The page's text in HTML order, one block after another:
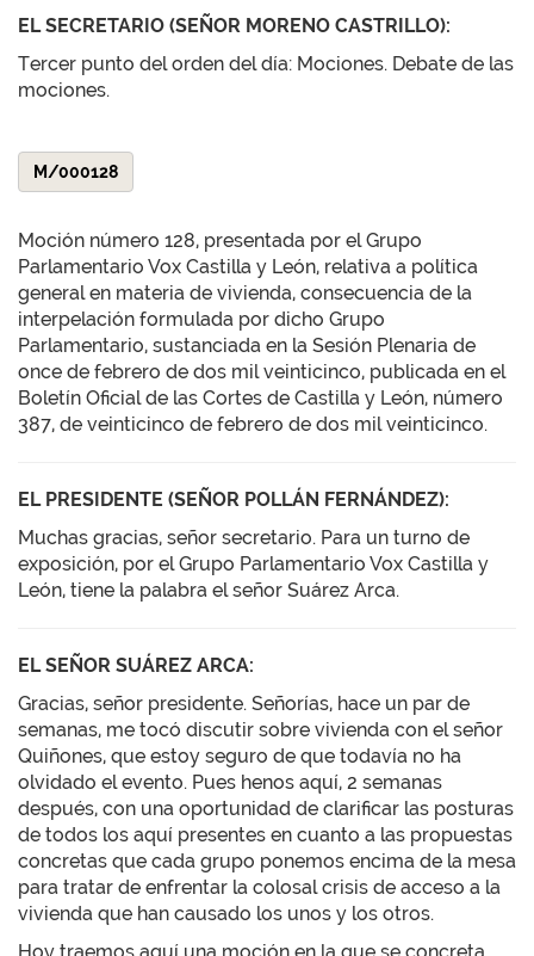
EL SECRETARIO (SEÑOR MORENO CASTRILLO):
Tercer punto del orden del día: Mociones. Debate de las
mociones.
M/000128
Moción número 128, presentada por el Grupo
Parlamentario Vox Castilla y León, relativa a política
general en materia de vivienda, consecuencia de la
interpelación formulada por dicho Grupo
Parlamentario, sustanciada en la Sesión Plenaria de
once de febrero de dos mil veinticinco, publicada en el
Boletín Oficial de las Cortes de Castilla y León, número
387, de veinticinco de febrero de dos mil veinticinco.
EL PRESIDENTE (SEÑOR POLLÁN FERNÁNDEZ):
Muchas gracias, señor secretario. Para un turno de
exposición, por el Grupo Parlamentario Vox Castilla y
León, tiene la palabra el señor Suárez Arca.
EL SEÑOR SUÁREZ ARCA:
Gracias, señor presidente. Señorías, hace un par de
semanas, me tocó discutir sobre vivienda con el señor
Quiñones, que estoy seguro de que todavía no ha
olvidado el evento. Pues henos aquí, 2 semanas
después, con una oportunidad de clarificar las posturas
de todos los aquí presentes en cuanto a las propuestas
concretas que cada grupo ponemos encima de la mesa
para tratar de enfrentar la colosal crisis de acceso a la
vivienda que han causado los unos y los otros.